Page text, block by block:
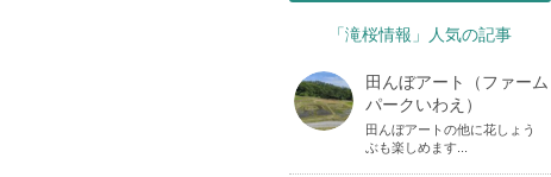
「滝桜情報」人気の記事
田んぼアート（ファーム
パークいわえ）
田んぼアートの他に花しょう
ぶも楽しめます...